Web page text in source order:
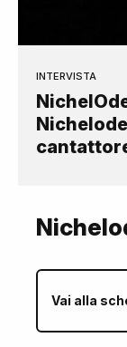
INTERVISTA
Vai alla